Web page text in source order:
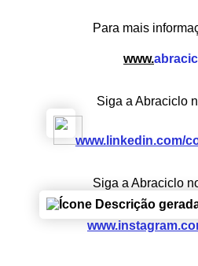
Para mais
www.
Siga a Abraciclo
www.linkedin.com/
Siga a Abraciclo